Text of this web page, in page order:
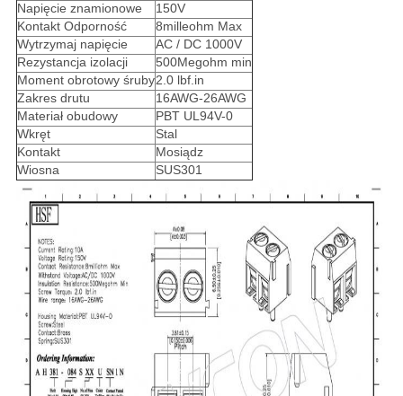
Napięcie znamionowe
150V
Kontakt Odporność
8milleohm Max
Wytrzymaj napięcie
AC / DC 1000V
Rezystancja izolacji
500Megohm min
Moment obrotowy śruby2.0 lbf.in
Zakres drutu
16AWG-26AWG
Materiał obudowy
PBT UL94V-0
Wkręt
Stal
Kontakt
Mosiądz
Wiosna
SUS301